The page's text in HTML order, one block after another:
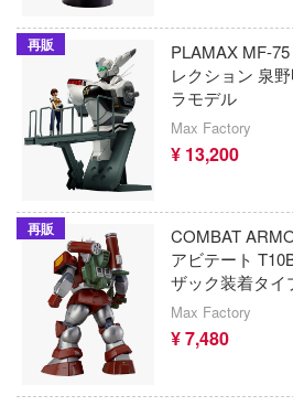
再販
PLAMAX MF-
レクション 泉
ラモデル
Max Factory
¥ 13,200
再販
COMBAT
アビテート
ザック装着タイ
Max Factory
¥ 7,480
トップを
トライガン
盗墓筆記
とらドラ！
時々ボソ
ドラえもん
オリオン
ション)
オランジ
オックス
海洋堂
カルチュ
回天堂
ガスハ
ポッターシリーズ
：グレイレイヴン
STOCKING with GARTERBELT
バンドリ！)
コンプレックス